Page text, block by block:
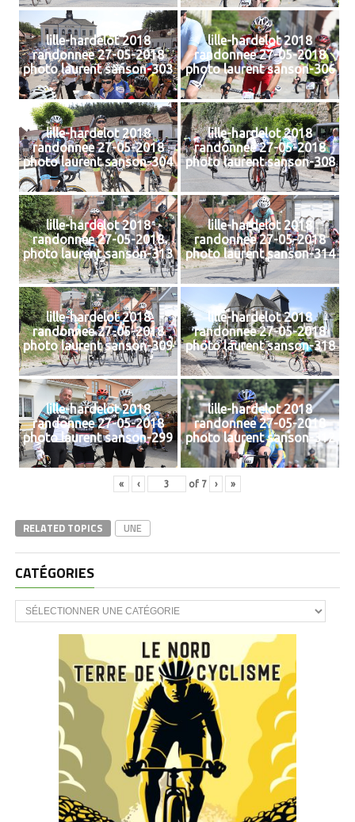
lille-hardelot 2018
randonnee 27-05-2018
photo laurent sanson-303
lille-hardelot 2018
randonnee 27-05-2018
photo laurent sanson-306
lille-hardelot 2018
randonnee 27-05-2018
photo laurent sanson-304
lille-hardelot 2018
randonnee 27-05-2018
photo laurent sanson-308
lille-hardelot 2018
randonnee 27-05-2018
photo laurent sanson-313
lille-hardelot 2018
randonnee 27-05-2018
photo laurent sanson-314
lille-hardelot 2018
randonnee 27-05-2018
photo laurent sanson-309
lille-hardelot 2018
randonnee 27-05-2018
photo laurent sanson-318
lille-hardelot 2018
randonnee 27-05-2018
photo laurent sanson-299
lille-hardelot 2018
randonnee 27-05-2018
photo laurent sanson-312
« ‹ of 7 › »
RELATED TOPICS UNE
CATÉGORIES
CATÉGORIES